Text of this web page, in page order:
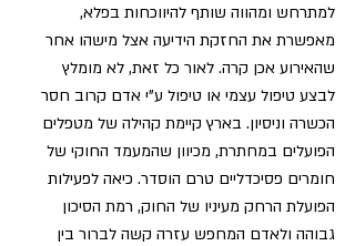
למתרחש ומהווה שותף להיווכחות בפלא,
מאפשרת את החזקת הידיעה אצל מישהו אחר
שהאירוע אכן קרה. לאור כל זאת, לא מומלץ
לבצע טיפול עצמי או טיפול ע"י אדם קרוב חסר
הכשרה וניסיון. בארץ קיימת קהילה של מטפלים
הפועלים במחתרת, מכיוון שהמעמד החוקי של
חומרים פסיכדליים טרם הוסדר. כיאה לפעילות
הפועלת הרחק מעיניו של החוק, רמת הסיכון
גבוהה ולאדם המחפש עזרה קשה לברור בין